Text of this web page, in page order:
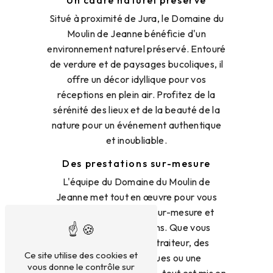
Situé à proximité de Jura, le Domaine du
Moulin de Jeanne bénéficie d'un
environnement naturel préservé. Entouré
de verdure et de paysages bucoliques, il
offre un décor idyllique pour vos
réceptions en plein air. Profitez de la
sérénité des lieux et de la beauté de la
nature pour un événement authentique
et inoubliable.
Des prestations sur-mesure
L'équipe du Domaine du Moulin de
Jeanne met tout en œuvre pour vous
offrir des prestations sur-mesure et
adaptées à vos besoins. Que vous
souhaitiez un service traiteur, des
animations spécifiques ou une
Ce site utilise des cookies et
vous donne le contrôle sur